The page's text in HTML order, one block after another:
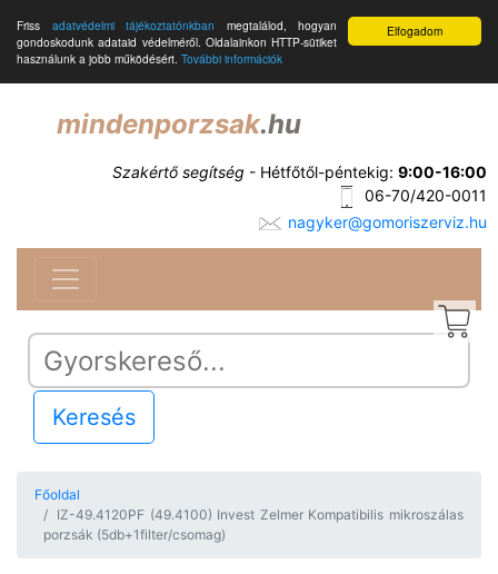
Elfogadom
Friss adatvédelmi tájékoztatónkban megtalálod, hogyan
gondoskodunk adataid védelméről. Oldalainkon HTTP-sütiket
használunk a jobb működésért. További információk
mindenporzsak.hu
Szakértő segítség - Hétfőtől-péntekig: 9:00-16:00
06-70/420-0011
nagyker@gomoriszerviz.hu
Keresés
Főoldal
IZ-49.4120PF (49.4100) Invest Zelmer Kompatibilis mikroszálas
porzsák (5db+1filter/csomag)